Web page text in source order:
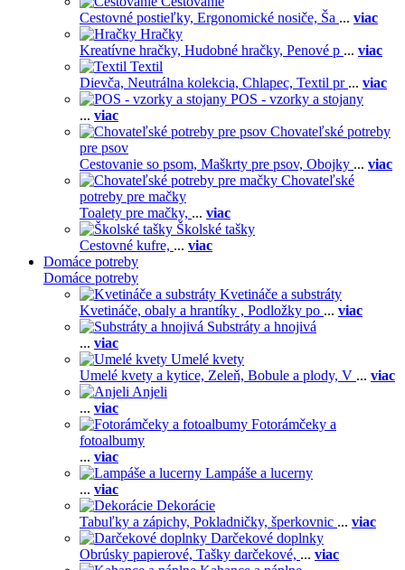
Cestovné postieľky, Ergonomické nosiče, Ša ... viac
Hračky
Kreatívne hračky, Hudobné hračky, Penové p ... viac
Textil
Dievča, Neutrálna kolekcia, Chlapec, Textil pr ... viac
POS - vzorky a stojany
... viac
Chovateľské potreby
pre psov
Cestovanie so psom, Maškrty pre psov, Obojky ... viac
Chovateľské
potreby pre mačky
Toalety pre mačky, ... viac
Školské tašky
Cestovné kufre, ... viac
Domáce potreby
Domáce potreby
Kvetináče a substráty
Kvetináče, obaly a hrantíky , Podložky po ... viac
Substráty a hnojivá
... viac
Umelé kvety
Umelé kvety a kytice, Zeleň, Bobule a plody, V ... viac
Anjeli
... viac
Fotorámčeky a
fotoalbumy
... viac
Lampáše a lucerny
... viac
Dekorácie
Tabuľky a zápichy, Pokladničky, šperkovnic ... viac
Darčekové doplnky
Obrúsky papierové, Tašky darčekové, ... viac